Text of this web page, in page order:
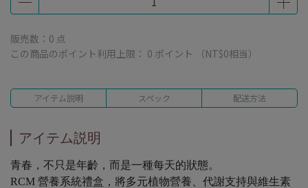
販売数：0 点
この商品のポイント利用上限： 0 ポイント （NT$0相当）
アイテム説明 スペック 配送方法
アイテム説明
青春，不只是年齡，而是一種每天的狀態。
RCM 營養系統禮盒，將多元植物營養、代謝支持與維生素